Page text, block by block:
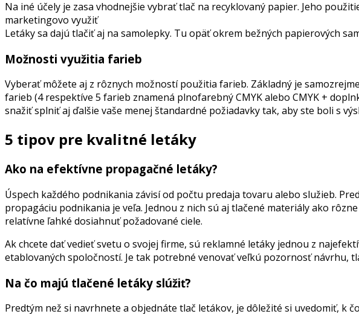
Na iné účely je zasa vhodnejšie vybrať tlač na recyklovaný papier. Jeho
marketingovo využiť
Letáky sa dajú tlačiť aj na samolepky. Tu opäť okrem bežných papierových
Možnosti využitia farieb
Vyberať môžete aj z rôznych možností použitia farieb. Základný je
farieb (4 respektíve 5 farieb znamená plnofarebný CMYK alebo CMYK +
snažiť splniť aj ďalšie vaše menej štandardné požiadavky tak, aby ste boli s
5 tipov pre kvalitné letáky
Ako na efektívne propagačné letáky?
Úspech každého podnikania závisí od počtu predaja tovaru alebo služieb.
propagáciu podnikania je veľa. Jednou z nich sú aj tlačené materiály ako
relatívne ľahké dosiahnuť požadované ciele.
Ak chcete dať vedieť svetu o svojej firme, sú reklamné letáky jednou z
etablovaných spoločností. Je tak potrebné venovať veľkú pozornosť návrhu,
Na čo majú tlačené letáky slúžiť?
Predtým než si navrhnete a objednáte tlač letákov, je dôležité si uvedomiť, k